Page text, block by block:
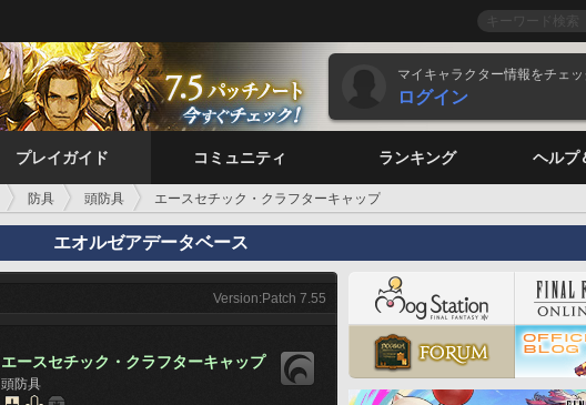
マイキャラクター情報をチェッ
ログイン
プレイガイド コミュニティ ランキング ヘルプ
防具 頭防具 エースセチック・クラフターキャップ
エオルゼアデータベース
Version:Patch 7.55
エースセチック・クラフターキャップ
頭防具